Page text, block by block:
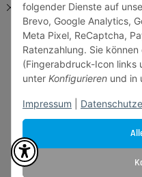
folgender Dienste auf
Brevo, Google Analytics,
Meta Pixel, ReCaptcha,
Ratenzahlung. Sie
(Fingerabdruck-Icon links
unter Konfigurieren und in
Impressum